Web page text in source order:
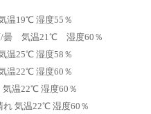
温19℃ 湿度55％
/曇 気温21℃ 湿度60％
温25℃ 湿度58％
温22℃ 湿度60％
気温22℃ 湿度60％
れ 気温22℃ 湿度60％